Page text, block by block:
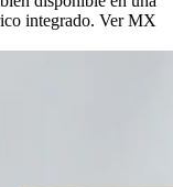
integrado. Ver MX